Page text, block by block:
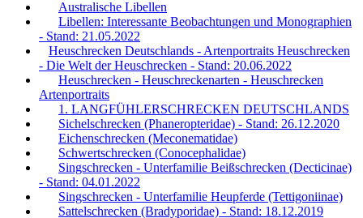
Australische Libellen
Libellen: Interessante Beobachtungen und Monographien
- Stand: 21.05.2022
Heuschrecken Deutschlands - Artenportraits Heuschrecken
- Die Welt der Heuschrecken - Stand: 20.06.2022
Heuschrecken - Heuschreckenarten - Heuschrecken
Artenportraits
1. LANGFÜHLERSCHRECKEN DEUTSCHLANDS
Sichelschrecken (Phaneropteridae) - Stand: 26.12.2020
Eichenschrecken (Meconematidae)
Schwertschrecken (Conocephalidae)
Singschrecken - Unterfamilie Beißschrecken (Decticinae)
- Stand: 04.01.2022
Singschrecken - Unterfamilie Heupferde (Tettigoniinae)
Sattelschrecken (Bradyporidae) - Stand: 18.12.2019